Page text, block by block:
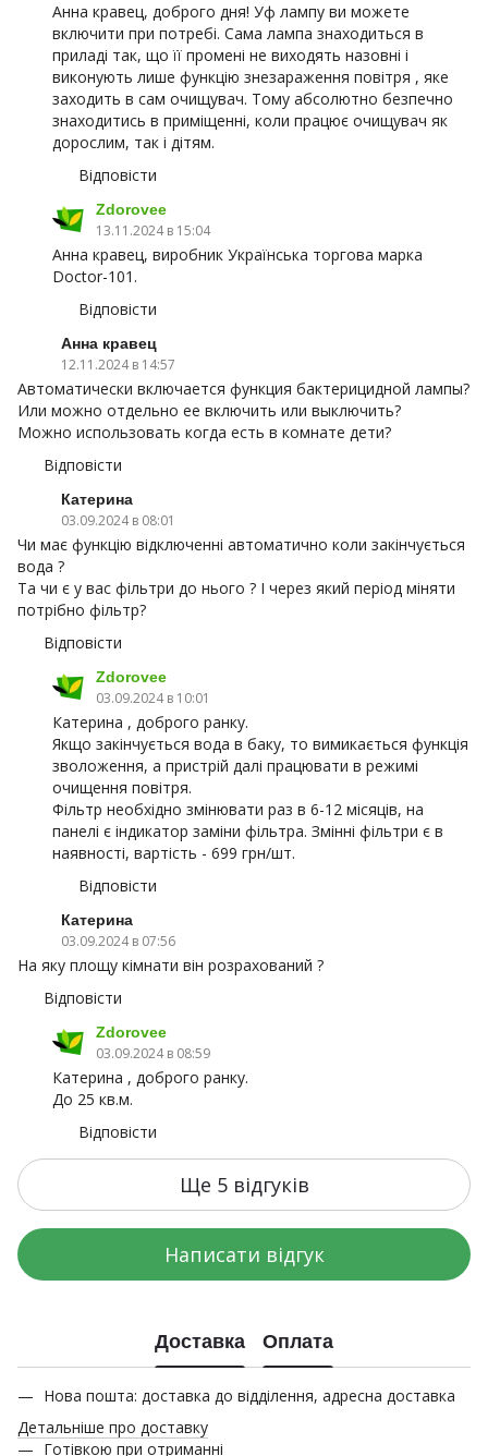
Анна кравец, доброго дня! Уф лампу ви можете
включити при потребі. Сама лампа знаходиться в
приладі так, що її промені не виходять назовні і
виконують лише функцію знезараження повітря , яке
заходить в сам очищувач. Тому абсолютно безпечно
знаходитись в приміщенні, коли працює очищувач як
дорослим, так і дітям.
Відповісти
Zdorovee
13.11.2024 в 15:04
Анна кравец, виробник Українська торгова марка
Doctor-101.
Відповісти
Анна кравец
12.11.2024 в 14:57
Автоматически включается функция бактерицидной лампы?
Или можно отдельно ее включить или выключить?
Можно использовать когда есть в комнате дети?
Відповісти
Катерина
03.09.2024 в 08:01
Чи має функцію відключенні автоматично коли закінчується
вода ?
Та чи є у вас фільтри до нього ? І через який період міняти
потрібно фільтр?
Відповісти
Zdorovee
03.09.2024 в 10:01
Катерина , доброго ранку.
Якщо закінчується вода в баку, то вимикається функція
зволоження, а пристрій далі працювати в режимі
очищення повітря.
Фільтр необхідно змінювати раз в 6-12 місяців, на
панелі є індикатор заміни фільтра. Змінні фільтри є в
наявності, вартість - 699 грн/шт.
Відповісти
Катерина
03.09.2024 в 07:56
На яку площу кімнати він розрахований ?
Відповісти
Zdorovee
03.09.2024 в 08:59
Катерина , доброго ранку.
До 25 кв.м.
Відповісти
Ще 5 відгуків
Написати відгук
Доставка Оплата
Нова пошта: доставка до відділення, адресна доставка
Детальніше про доставку
Готівкою при отриманні